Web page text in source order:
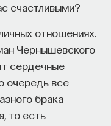
счастливыми?
отношениях.
Чернышевского
сердечные
очередь все
брака
то есть
цели
образования.
находится
труда.
типа